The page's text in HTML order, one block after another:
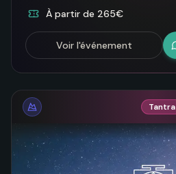
À partir de 265€
Voir l'événement
Tantra